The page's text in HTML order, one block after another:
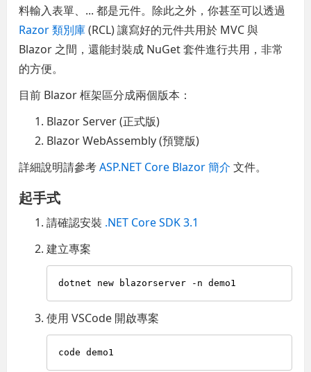
料輸入表單、... 都是元件。除此之外，你甚至可以透過
Razor 類別庫(RCL) 讓寫好的元件共用於 MVC 與
Blazor 之間，還能封裝成 NuGet 套件進行共用，非常
的方便。
目前 Blazor 框架區分成兩個版本：
Blazor Server (正式版)
Blazor WebAssembly (預覽版)
詳細說明請參考ASP.NET Core Blazor 簡介 文件。
起手式
請確認安裝 .NET Core SDK 3.1
建立專案
使用 VSCode 開啟專案